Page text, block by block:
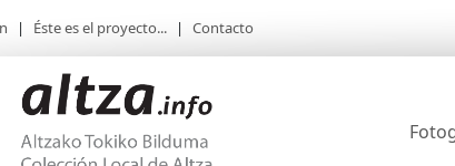
| Éste es el proyecto... | Contacto